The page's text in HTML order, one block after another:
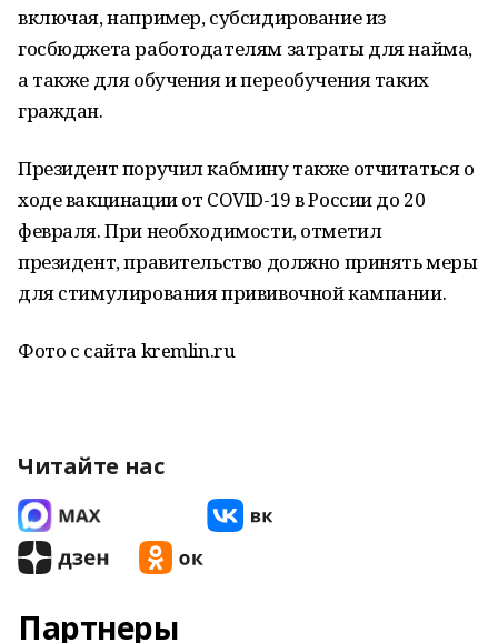
включая, например, субсидирование из
госбюджета работодателям затраты для найма,
а также для обучения и переобучения таких
граждан.
Президент поручил кабмину также отчитаться о
ходе вакцинации от COVID-19 в России до 20
февраля. При необходимости, отметил
президент, правительство должно принять меры
для стимулирования прививочной кампании.
Фото с сайта kremlin.ru
Читайте нас
Партнеры